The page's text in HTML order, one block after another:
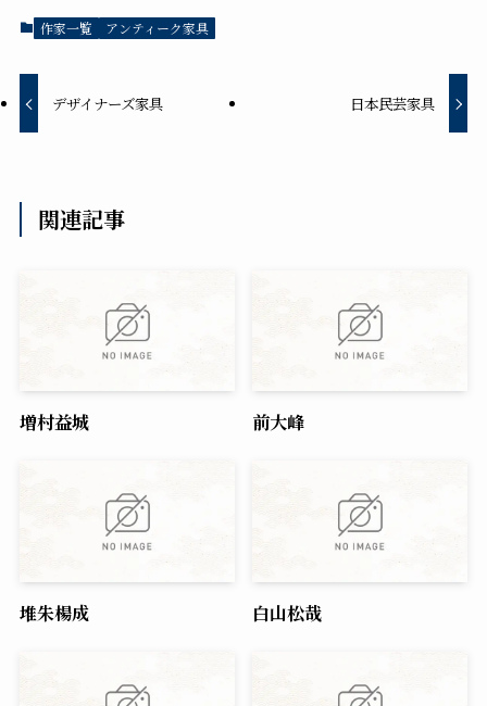
作家一覧 アンティーク家具
デザイナーズ家具 日本民芸家具
関連記事
増村益城 前大峰
堆朱楊成 白山松哉